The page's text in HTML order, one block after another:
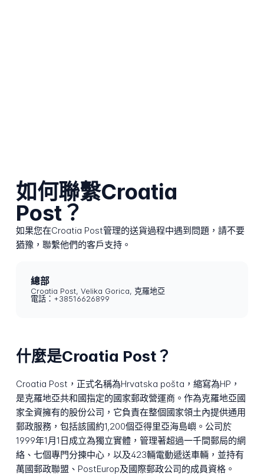
如何聯繫Croatia
Post？
如果您在Croatia Post管理的送貨過程中遇到問題，請不要
猶豫，聯繫他們的客戶支持。
總部
Croatia Post, Velika Gorica, 克羅地亞
電話：+38516626899
什麼是Croatia Post？
Croatia Post，正式名稱為Hrvatska pošta，縮寫為HP，
是克羅地亞共和國指定的國家郵政營運商。作為克羅地亞國
家全資擁有的股份公司，它負責在整個國家領土內提供通用
郵政服務，包括該國約1,200個亞得里亞海島嶼。公司於
1999年1月1日成立為獨立實體，管理著超過一千間郵局的網
絡、七個專門分揀中心，以及423輛電動遞送車輛，並持有
萬國郵政聯盟、PostEurop及國際郵政公司的成員資格。